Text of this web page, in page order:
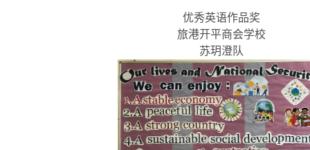
优秀英语作品奖
旅港开平商会学校
苏玥澄队